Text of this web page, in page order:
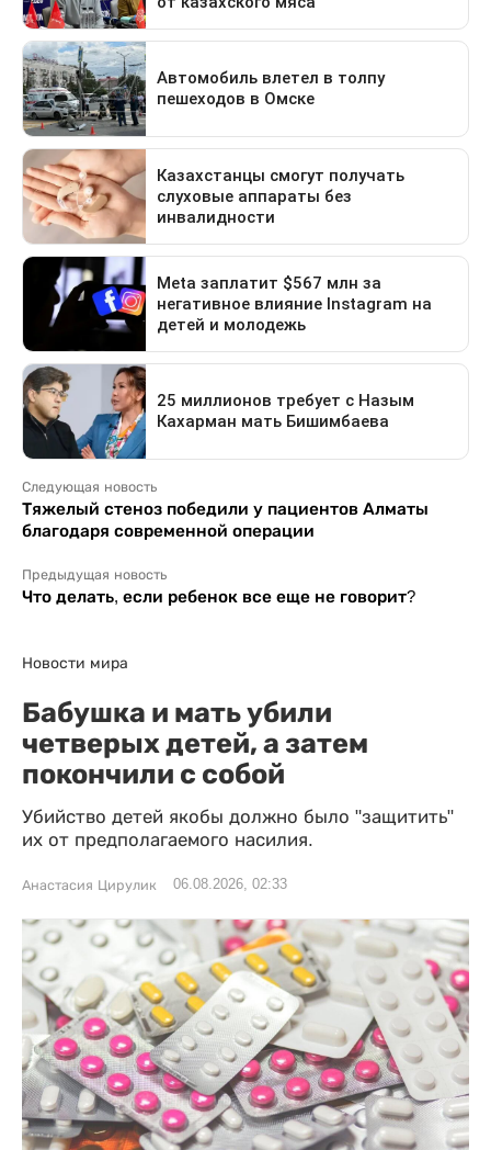
Следующая новость
Тяжелый стеноз победили у пациентов Алматы
благодаря современной операции
Предыдущая новость
Что делать, если ребенок все еще не говорит?
Новости мира
Бабушка и мать убили
четверых детей, а затем
покончили с собой
Убийство детей якобы должно было "защитить"
их от предполагаемого насилия.
Анастасия Цирулик 06.08.2026, 02:33